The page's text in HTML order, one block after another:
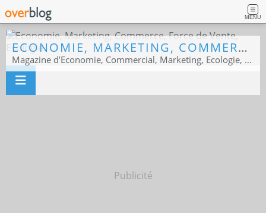
MENU
ECONOMIE, MARKETING, COMMERCE, FORCE DE VENTE, ECOLOGIE
Magazine d’Economie, Commercial, Marketing, Ecologie, Sport business
Publicité